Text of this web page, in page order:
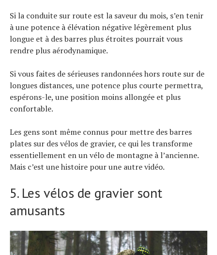
Si la conduite sur route est la saveur du mois, s’en tenir
à une potence à élévation négative légèrement plus
longue et à des barres plus étroites pourrait vous
rendre plus aérodynamique.
Si vous faites de sérieuses randonnées hors route sur de
longues distances, une potence plus courte permettra,
espérons-le, une position moins allongée et plus
confortable.
Les gens sont même connus pour mettre des barres
plates sur des vélos de gravier, ce qui les transforme
essentiellement en un vélo de montagne à l’ancienne.
Mais c’est une histoire pour une autre vidéo.
5. Les vélos de gravier sont
amusants